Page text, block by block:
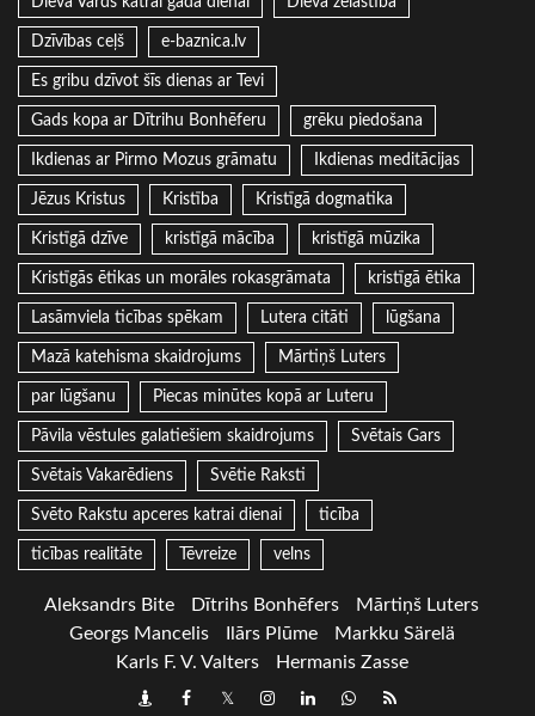
Dzīvības ceļš e-baznica.lv
Es gribu dzīvot šīs dienas ar Tevi
Gads kopa ar Dītrihu Bonhēferu grēku piedošana
Ikdienas ar Pirmo Mozus grāmatu Ikdienas meditācijas
Jēzus Kristus Kristība Kristīgā dogmatika
Kristīgā dzīve kristīgā mācība kristīgā mūzika
Kristīgās ētikas un morāles rokasgrāmata kristīgā ētika
Lasāmviela ticības spēkam Lutera citāti lūgšana
Mazā katehisma skaidrojums Mārtiņš Luters
par lūgšanu Piecas minūtes kopā ar Luteru
Pāvila vēstules galatiešiem skaidrojums Svētais Gars
Svētais Vakarēdiens Svētie Raksti
Svēto Rakstu apceres katrai dienai ticība
ticības realitāte Tēvreize velns
Aleksandrs Bite Dītrihs Bonhēfers
Mārtiņš Luters
Georgs Mancelis
Ilārs Plūme
Markku Särelä
Karls F. V. Valters
Hermanis Zasse
DraugiemFacebook
TwitterInstagram
LinkedInwhatsapp
RSS